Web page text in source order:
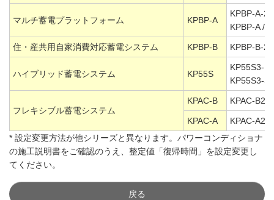
マルチ蓄電プラットフォーム KPBP-A
KPBP-A-2
KPBP-A /
住・産共用自家消費対応蓄電システム KPBP-B KPBP-B-2
ハイブリッド蓄電システム KP55S
KP55S3-
KP55S3-
フレキシブル蓄電システム
KPAC-B KPAC-B25
KPAC-A
KPAC-A25
* 設定変更方法が他シリーズと異なります。パワーコンディショナ
の施工説明書をご確認のうえ、整定値「復帰時間」を設定変更し
てください。
戻る